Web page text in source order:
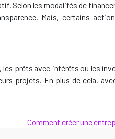
Selon les modalités de
Mais, certains
les prêts avec intérêts ou les
projets. En plus de cela,
Comment créer une